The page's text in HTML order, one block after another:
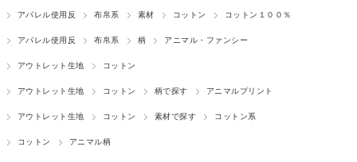
アパレル使用反 布帛系 素材 コットン コットン１００％
アパレル使用反 布帛系 柄 アニマル・ファンシー
アウトレット生地 コットン
アウトレット生地 コットン 柄で探す アニマルプリント
アウトレット生地 コットン 素材で探す コットン系
コットン アニマル柄